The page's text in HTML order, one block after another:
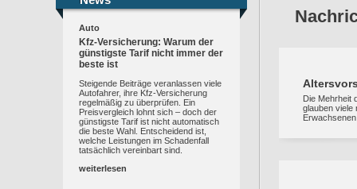
Auto
Kfz-Versicherung: Warum der
günstigste Tarif nicht immer der
beste ist
Steigende Beiträge veranlassen viele
Autofahrer, ihre Kfz-Versicherung
regelmäßig zu überprüfen. Ein
Preisvergleich lohnt sich – doch der
günstigste Tarif ist nicht automatisch
die beste Wahl. Entscheidend ist,
welche Leistungen im Schadenfall
tatsächlich vereinbart sind.
weiterlesen
Die Mehrheit
glauben viele